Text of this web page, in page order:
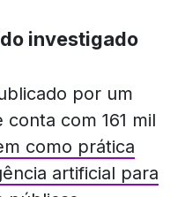
investigado
por um
com 161 mil
como prática
artificial para